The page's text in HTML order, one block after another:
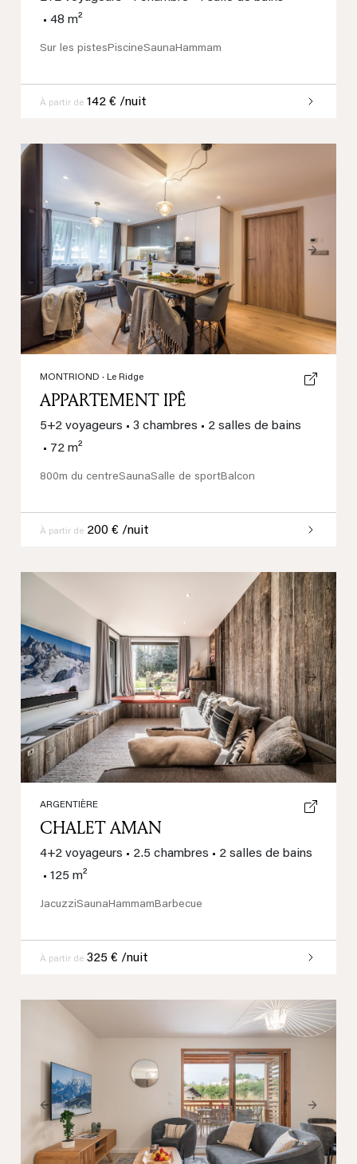
Previous Next
• 48 m²
Sur les pistesPiscineSaunaHammam
À partir de 142 € /nuit
Previous Next
MONTRIOND · Le Ridge
APPARTEMENT IPÊ
5+2 voyageurs • 3 chambres • 2 salles de bains
• 72 m²
800m du centreSaunaSalle de sportBalcon
À partir de 200 € /nuit
Previous Next
ARGENTIÈRE
CHALET AMAN
4+2 voyageurs • 2.5 chambres • 2 salles de bains
• 125 m²
JacuzziSaunaHammamBarbecue
À partir de 325 € /nuit